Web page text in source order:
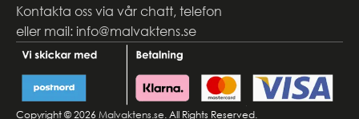
Kontakta oss via vår chatt, telefon
eller mail: info@malvaktens.se
Copyright © 2026 Malvaktens.se. All Rights Reserved.